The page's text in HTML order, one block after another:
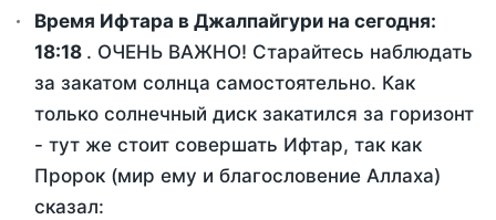
Время Ифтара в Джалпайгури на сегодня:
18:18 . ОЧЕНЬ ВАЖНО! Старайтесь наблюдать
за закатом солнца самостоятельно. Как
только солнечный диск закатился за горизонт
- тут же стоит совершать Ифтар, так как
Пророк (мир ему и благословение Аллаха)
сказал: